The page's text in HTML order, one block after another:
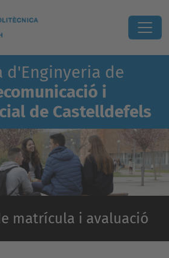
d'Enginyeria de
i
de Castelldefels
matrícula i avaluació